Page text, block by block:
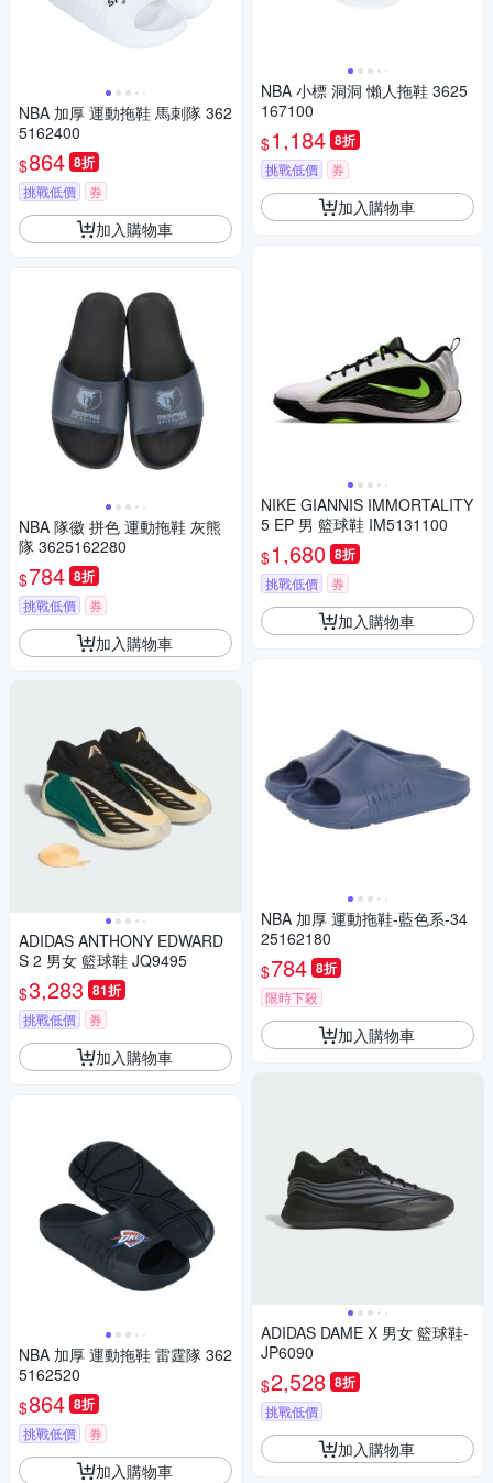
NBA 加厚 運動拖鞋 馬刺隊 362
5162400
$864 8折
挑戰低價 券
加入購物車
NBA 隊徽 拼色 運動拖鞋 灰熊
隊 3625162280
$784 8折
挑戰低價 券
加入購物車
ADIDAS ANTHONY EDWARD
S 2 男女 籃球鞋 JQ9495
$3,283 81折
挑戰低價 券
加入購物車
NBA 加厚 運動拖鞋 雷霆隊 362
5162520
$864 8折
挑戰低價 券
加入購物車
NBA 小標 洞洞 懶人拖鞋 3625
167100
$1,184 8折
挑戰低價 券
加入購物車
NIKE GIANNIS IMMORTALITY
5 EP 男 籃球鞋 IM5131100
$1,680 8折
挑戰低價 券
加入購物車
NBA 加厚 運動拖鞋-藍色系-34
25162180
$784 8折
限時下殺
加入購物車
ADIDAS DAME X 男女 籃球鞋-
JP6090
$2,528 8折
挑戰低價
加入購物車